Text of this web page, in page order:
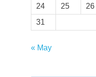
24
25 26
31
« May